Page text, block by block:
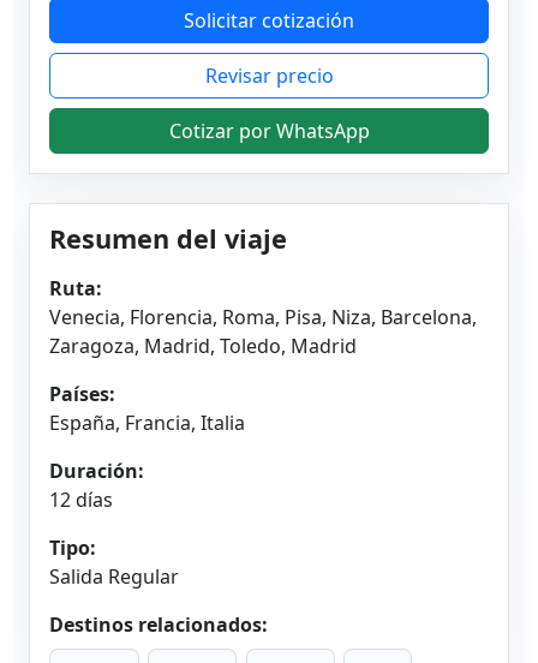
Resumen del viaje
Ruta:
Venecia, Florencia, Roma, Pisa, Niza, Barcelona,
Zaragoza, Madrid, Toledo, Madrid
Países:
España, Francia, Italia
Duración:
12 días
Tipo:
Salida Regular
Destinos relacionados:
Solicitar cotización
Revisar precio
Cotizar por WhatsApp